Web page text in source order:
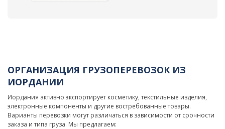
ОРГАНИЗАЦИЯ ГРУЗОПЕРЕВОЗОК ИЗ
ИОРДАНИИ
Иордания активно экспортирует косметику, текстильные изделия,
электронные компоненты и другие востребованные товары.
Варианты перевозки могут различаться в зависимости от срочности
заказа и типа груза. Мы предлагаем: